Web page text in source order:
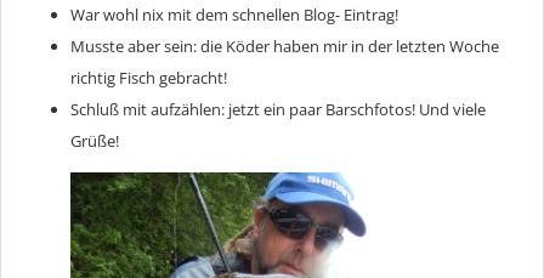
War wohl nix mit dem schnellen Blog- Eintrag!
Musste aber sein: die Köder haben mir in der letzten Woche
richtig Fisch gebracht!
Schluß mit aufzählen: jetzt ein paar Barschfotos! Und viele
Grüße!